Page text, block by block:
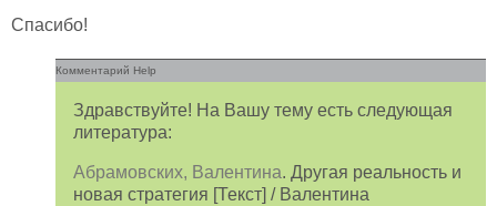
Спасибо!
Комментарий Help
Здравствуйте! На Вашу тему есть следующая
литература:
Абрамовских, Валентина. Другая реальность и
новая стратегия [Текст] / Валентина